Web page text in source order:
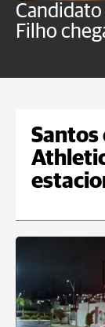
Candidato
Filho
Santos